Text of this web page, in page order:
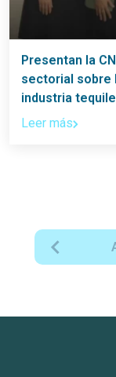
Presentan la
sectorial sobre
industria
Leer más